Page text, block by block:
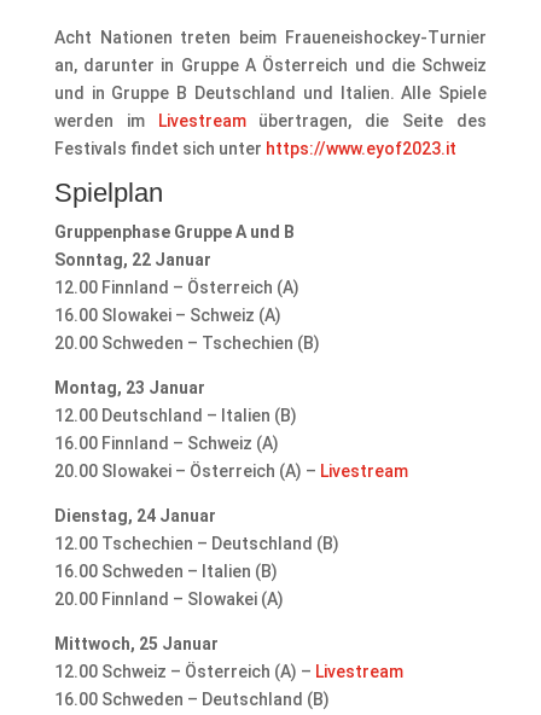
Acht Nationen treten beim Fraueneishockey-Turnier
an, darunter in Gruppe A Österreich und die Schweiz
und in Gruppe B Deutschland und Italien. Alle Spiele
werden im Livestreamübertragen, die Seite des
Festivals findet sich unter https://www.eyof2023.it
Spielplan
Gruppenphase Gruppe A und B
Sonntag, 22 Januar
12.00 Finnland – Österreich (A)
16.00 Slowakei – Schweiz (A)
20.00 Schweden – Tschechien (B)
Montag, 23 Januar
12.00 Deutschland – Italien (B)
16.00 Finnland – Schweiz (A)
20.00 Slowakei – Österreich (A) – Livestream
Dienstag, 24 Januar
12.00 Tschechien – Deutschland (B)
16.00 Schweden – Italien (B)
20.00 Finnland – Slowakei (A)
Mittwoch, 25 Januar
12.00 Schweiz – Österreich (A) – Livestream
16.00 Schweden – Deutschland (B)